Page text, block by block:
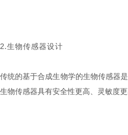
2.生物传感器设计
传统的基于合成生物学的生物传感器
生物传感器具有安全性更高、灵敏度